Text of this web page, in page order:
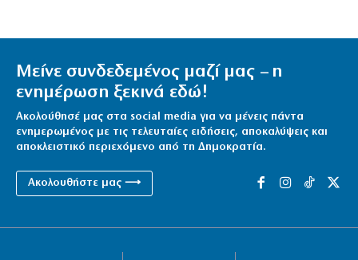
Μείνε συνδεδεμένος μαζί μας – η
ενημέρωση ξεκινά εδώ!
Ακολούθησέ μας στα social media για να μένεις πάντα
ενημερωμένος με τις τελευταίες ειδήσεις, αποκαλύψεις και
αποκλειστικό περιεχόμενο από τη Δημοκρατία.
Ακολουθήστε μας ⟶